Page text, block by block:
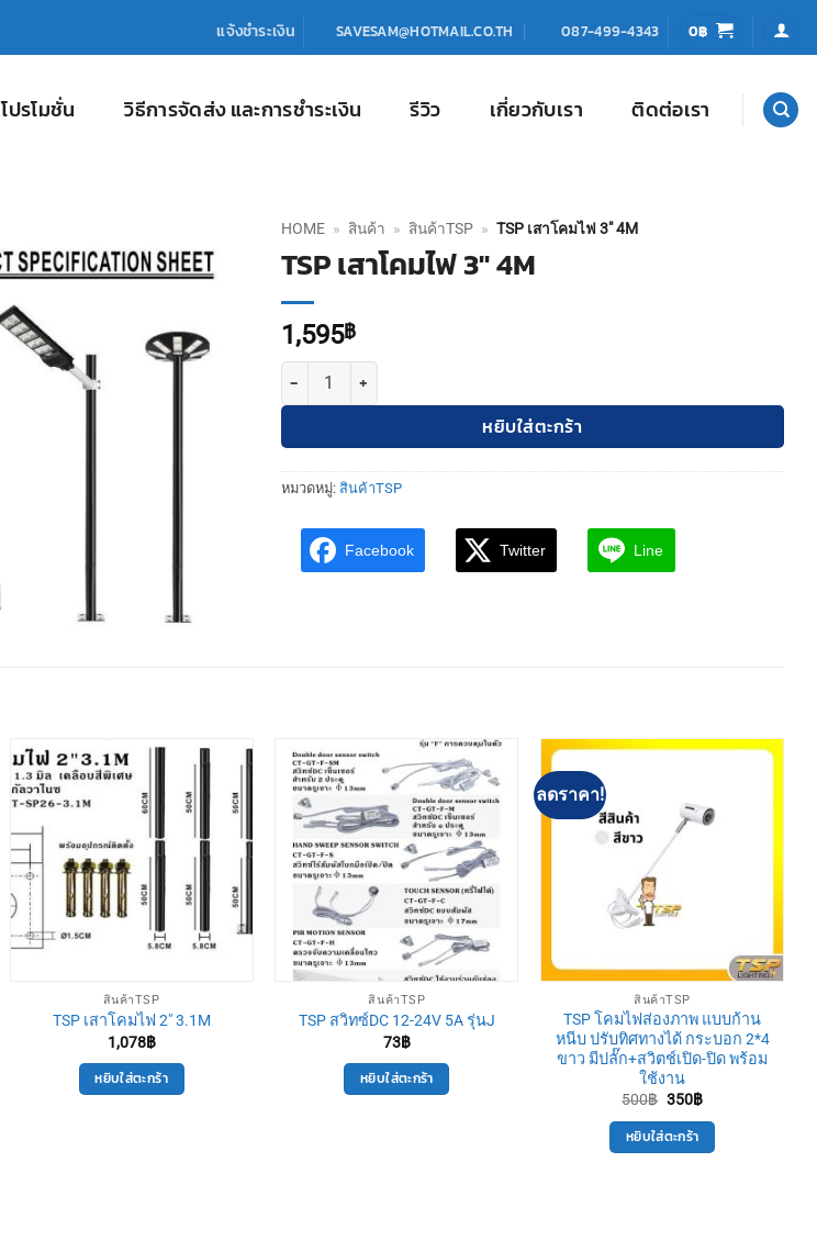
แจ้งชำระเงิน SAVESAM@HOTMAIL.CO.TH 087-499-4343 0฿
โปรโมชั่น วิธีการจัดส่ง และการชำระเงิน รีวิว เกี่ยวกับเรา ติดต่อเรา
HOME » สินค้า » สินค้าTSP » TSP เสาโคมไฟ 3″ 4M
TSP เสาโคมไฟ 3″ 4M
1,595฿
จำนวน TSP เสาโคมไฟ 3" 4M ชิ้น
หยิบใส่ตะกร้า
หมวดหมู่: สินค้าTSP
Facebook Twitter Line
สินค้าTSP
TSP เสาโคมไฟ 2″ 3.1M
1,078฿
หยิบใส่ตะกร้า
สินค้าTSP
TSP สวิทซ์DC 12-24V 5A รุ่นJ
73฿
หยิบใส่ตะกร้า
ลดราคา!
สินค้าTSP
TSP โคมไฟส่องภาพ แบบก้าน
หนีบ ปรับทิศทางได้ กระบอก 2*4
ขาว มีปลั๊ก+สวิตช์เปิด-ปิด พร้อม
ใช้งาน
500฿ Original
was:
500฿.
350฿Current
is:
350฿.
หยิบใส่ตะกร้า